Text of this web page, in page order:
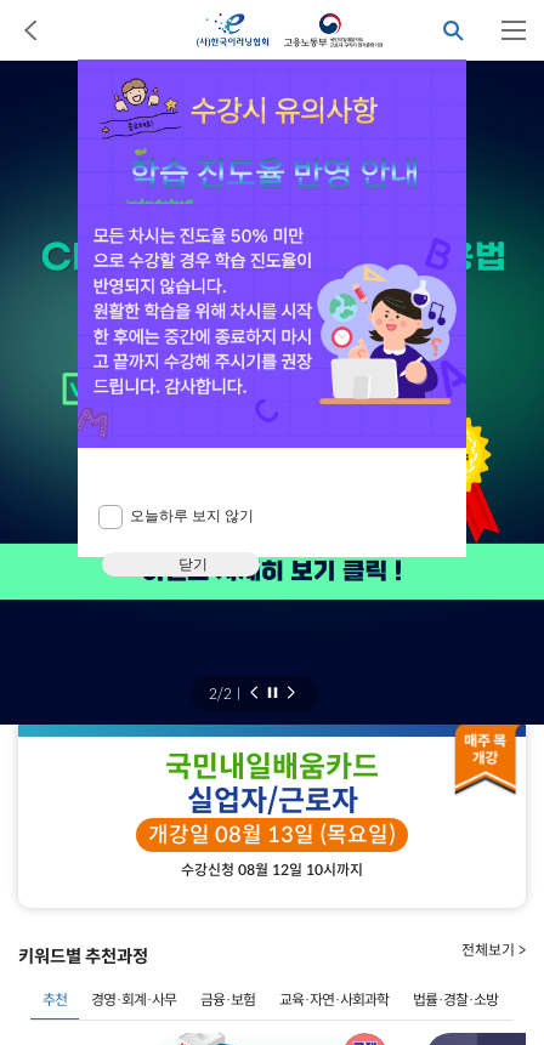
2/2 ㅣ
국민내일배움카드
실업자/근로자
개강일 08월 13일 (목요일)
수강신청 08월 12일 10시까지
키워드별 추천과정 전체보기 >
추천 경영·회계·사무 금융·보험 교육·자연·사회과학 법률·경찰·소방
오늘하루 보지 않기
닫기